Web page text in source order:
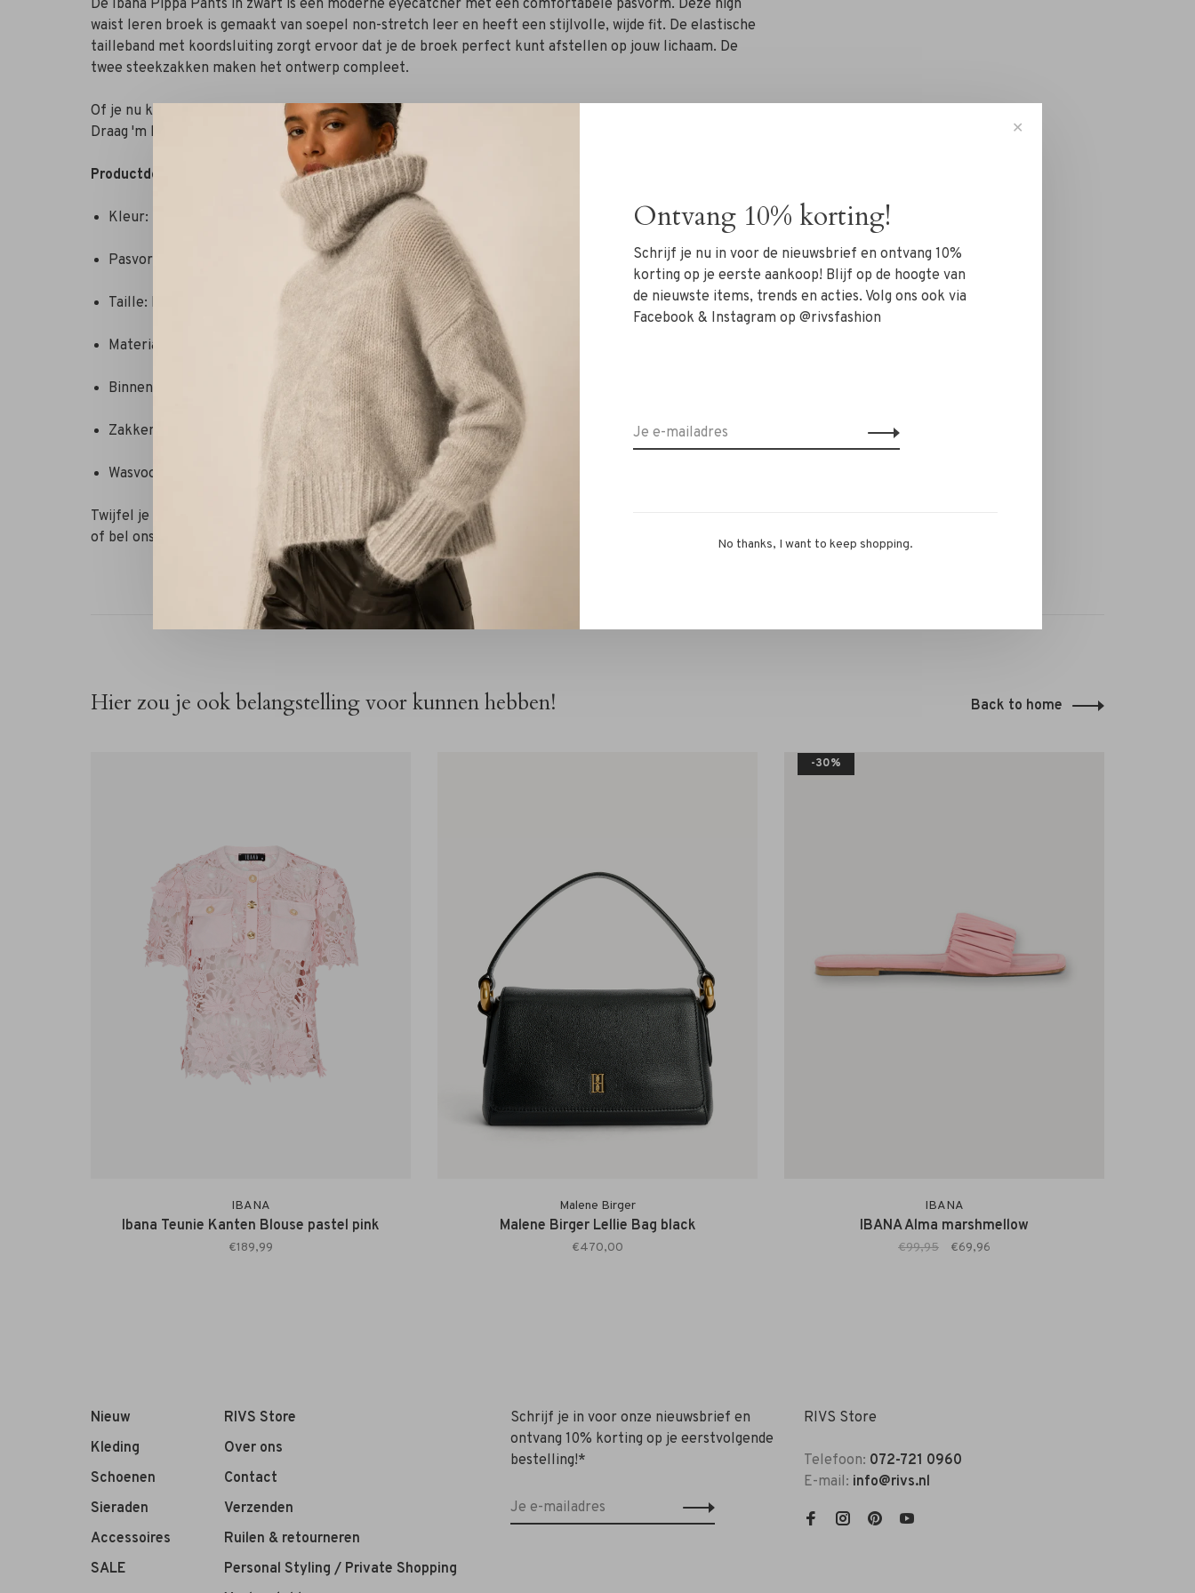
De Ibana Pippa Pants in zwart is een moderne eyecatcher met een comfortabele pasvorm. Deze high
waist leren broek is gemaakt van soepel non-stretch leer en heeft een stijlvolle, wijde fit. De elastische
tailleband met koordsluiting zorgt ervoor dat je de broek perfect kunt afstellen op jouw lichaam. De
twee steekzakken maken het ontwerp compleet.
Of je nu kiest voor een chique look of iets meer casual, de Pippa laat zich moeiteloos combineren.
Draag 'm bijvoorbeeld met de zwarte Tamora Top voor een stijlvolle all-black outfit.
Productdetails:
Kleur: Zwart
Pasvorm: Wijde fit
Taille: High waist met elastiek en koord
Materiaal: 100% leer
Binnenbeenlengte: 86 cm
Zakken: Twee steekzakken
Wasvoorschrift: Reinigen door een specialist
Twijfel je nog over de maat? Neem contact met ons op via WhatsApp 06-13069593, via mail
of bel ons 072-7210960. Wij helpen je graag verder!
Hier zou je ook belangstelling voor kunnen hebben! Back to home
IBANA
Ibana Teunie Kanten Blouse pastel pink
€189,99
Malene Birger
Malene Birger Lellie Bag black
€470,00
-30%
IBANA
IBANA Alma marshmellow
€99,95 €69,96
Nieuw
Kleding
Schoenen
Sieraden
Accessoires
SALE
RIVS Store
Over ons
Contact
Verzenden
Ruilen & retourneren
Personal Styling / Private Shopping
Schrijf je in voor onze nieuwsbrief en
ontvang 10% korting op je eerstvolgende
bestelling!*
RIVS Store
Telefoon: 072-721 0960
E-mail: info@rivs.nl
✕
Ontvang 10% korting!
Schrijf je nu in voor de nieuwsbrief en ontvang 10%
korting op je eerste aankoop! Blijf op de hoogte van
de nieuwste items, trends en acties. Volg ons ook via
Facebook & Instagram op @rivsfashion
No thanks, I want to keep shopping.